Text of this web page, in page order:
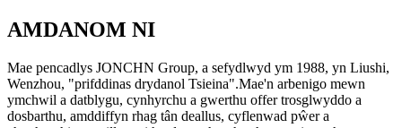
AMDANOM NI
Mae pencadlys JONCHN Group, a sefydlwyd ym 1988, yn Liushi,
Wenzhou, "prifddinas drydanol Tsieina".Mae'n arbenigo mewn
ymchwil a datblygu, cynhyrchu a gwerthu offer trosglwyddo a
dosbarthu, amddiffyn rhag tân deallus, cyflenwad pŵer a